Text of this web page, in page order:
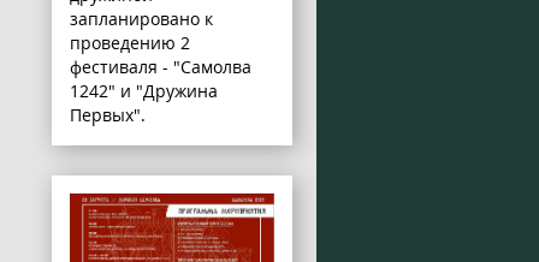
запланировано к
проведению 2
фестиваля - "Самолва
1242" и "Дружина
Первых".